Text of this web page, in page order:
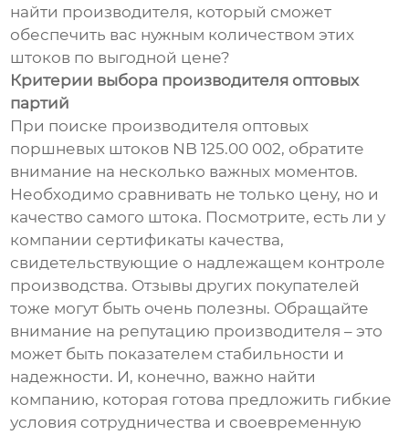
найти производителя, который сможет
обеспечить вас нужным количеством этих
штоков по выгодной цене?
Критерии выбора производителя оптовых
партий
При поиске производителя оптовых
поршневых штоков NB 125.00 002, обратите
внимание на несколько важных моментов.
Необходимо сравнивать не только цену, но и
качество самого штока. Посмотрите, есть ли у
компании сертификаты качества,
свидетельствующие о надлежащем контроле
производства. Отзывы других покупателей
тоже могут быть очень полезны. Обращайте
внимание на репутацию производителя – это
может быть показателем стабильности и
надежности. И, конечно, важно найти
компанию, которая готова предложить гибкие
условия сотрудничества и своевременную